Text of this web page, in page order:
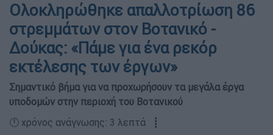
Ολοκληρώθηκε απαλλοτρίωση 86
στρεμμάτων στον Βοτανικό -
Δούκας: «Πάμε για ένα ρεκόρ
εκτέλεσης των έργων»
Σημαντικό βήμα για να προχωρήσουν τα μεγάλα έργα
υποδομών στην περιοχή του Βοτανικού
🕛 χρόνος ανάγνωσης: 3 λεπτά ┋